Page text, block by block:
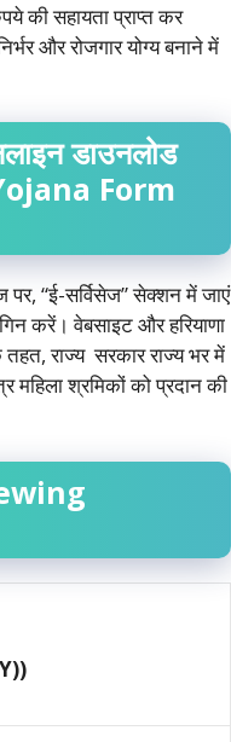
की सहायता प्राप्त कर
और रोजगार योग्य बनाने में
डाउनलोड
Form
“ई-सर्विसेज” सेक्शन में जाएं
करें। वेबसाइट और हरियाणा
राज्य सरकार राज्य भर में
श्रमिकों को प्रदान की